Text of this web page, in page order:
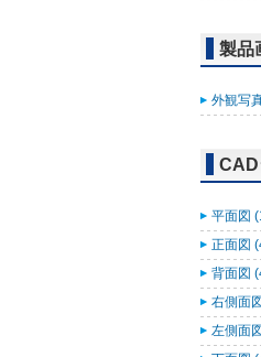
製品
外観写
CAD
平面図
正面図
背面図
右側面
左側面